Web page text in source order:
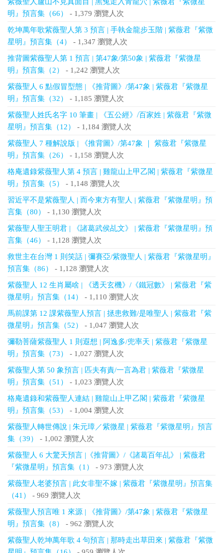
明』預言集（66）
- 1,379 瀏覽人次
乾坤萬年歌紫薇聖人第 3 預言 | 手執金龍步玉階 | 紫薇君『紫微
星明』預言集（4）
- 1,347 瀏覽人次
推背圖紫薇聖人第 1 預言 | 第47象/第50象 | 紫薇君『紫微星
明』預言集（2）
- 1,242 瀏覽人次
紫薇聖人 6 點假冒型態 | 《推背圖》/第47象 | 紫薇君『紫微星
明』預言集（32）
- 1,185 瀏覽人次
紫薇聖人姓氏名字 10 筆畫 | 《五公經》/百家姓 | 紫薇君『紫微
星明』預言集（12）
- 1,184 瀏覽人次
紫薇聖人 7 種解說版 | 《推背圖》/第47象 ｜ 紫薇君『紫微星
明』預言集（26）
- 1,158 瀏覽人次
格庵遺錄紫薇聖人第 4 預言 | 雞龍山上甲乙閣 | 紫薇君『紫微星
明』預言集（5）
- 1,148 瀏覽人次
習近平不是紫薇聖人 | 而今東方有聖人 | 紫薇君『紫微星明』預
言集（80）
- 1,130 瀏覽人次
紫薇聖人聖王明君 | 《諸葛武侯乩文》 | 紫薇君『紫微星明』預
言集（46）
- 1,128 瀏覽人次
救世主在台灣 1 則笑話 | 彌賽亞/紫微聖人 | 紫薇君『紫微星明』
預言集（86）
- 1,128 瀏覽人次
紫薇聖人 12 生肖屬啥 | 《透天玄機》/《鐵冠數》 | 紫薇君『紫
微星明』預言集（14）
- 1,110 瀏覽人次
馬前課第 12 課紫薇聖人預言 | 拯患救難/是唯聖人 | 紫薇君『紫
微星明』預言集（52）
- 1,047 瀏覽人次
彌勒菩薩紫薇聖人 1 則遐想 | 阿逸多/兜率天 | 紫薇君『紫微星
明』預言集（73）
- 1,027 瀏覽人次
紫薇聖人第 50 象預言 | 匹夫有責/一言為君 | 紫薇君『紫微星
明』預言集（51）
- 1,023 瀏覽人次
格庵遺錄和紫薇聖人連結 | 雞龍山上甲乙閣 | 紫薇君『紫微星
明』預言集（53）
- 1,004 瀏覽人次
紫薇聖人轉世傳說 | 朱元璋／紫微星 | 紫薇君『紫微星明』預言
集（39）
- 1,002 瀏覽人次
紫薇聖人 6 大驚天預言 |《推背圖》/《諸葛百年乩》 | 紫薇君
『紫微星明』預言集（1）
- 973 瀏覽人次
紫薇聖人老婆預言 | 此女非聖不嫁 | 紫薇君『紫微星明』預言集
（41）
- 969 瀏覽人次
紫薇聖人預言唯 1 來源 | 《推背圖》/第47象 | 紫薇君『紫微星
明』預言集（8）
- 962 瀏覽人次
紫薇聖人乾坤萬年歌 4 句預言 | 那時走出草田來 | 紫薇君『紫微